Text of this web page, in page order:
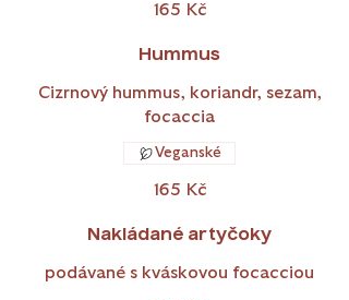
165 Kč
Hummus
Cizrnový hummus, koriandr, sezam,
focaccia
165 Kč
Veganské
Nakládané artyčoky
podávané s kváskovou focacciou